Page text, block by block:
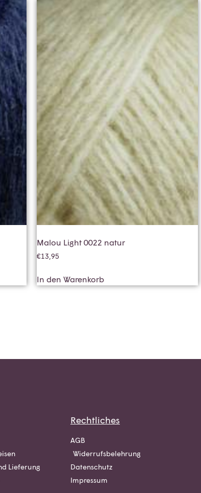
Malou Light 0022 natur
€13,95
In den Warenkorb
Lieferung
Rechtliches
AGB
Widerrufsbelehrung
Datenschutz
Impressum